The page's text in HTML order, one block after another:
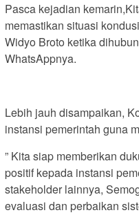
Pasca kejadian
memastikan situasi
Widyo Broto ketika
WhatsAppnya.
Lebih jauh disampaikan,
instansi pemerintah guna
” Kita siap memberikan
positif kepada instansi
stakeholder lainnya,
evaluasi dan perbaikan